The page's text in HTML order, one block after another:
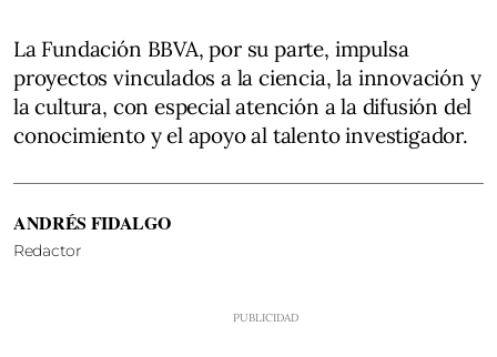
La Fundación BBVA, por su parte, impulsa
proyectos vinculados a la ciencia, la innovación y
la cultura, con especial atención a la difusión del
conocimiento y el apoyo al talento investigador.
ANDRÉS FIDALGO
Redactor